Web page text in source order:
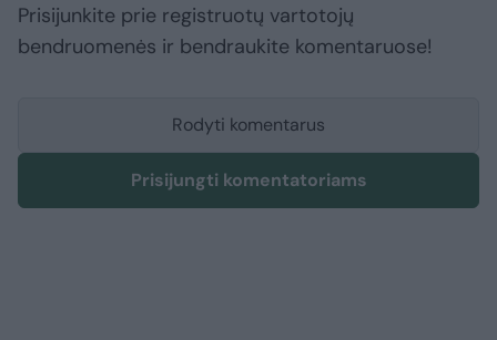
Prisijunkite prie registruotų vartotojų
bendruomenės ir bendraukite komentaruose!
Rodyti komentarus
Prisijungti komentatoriams